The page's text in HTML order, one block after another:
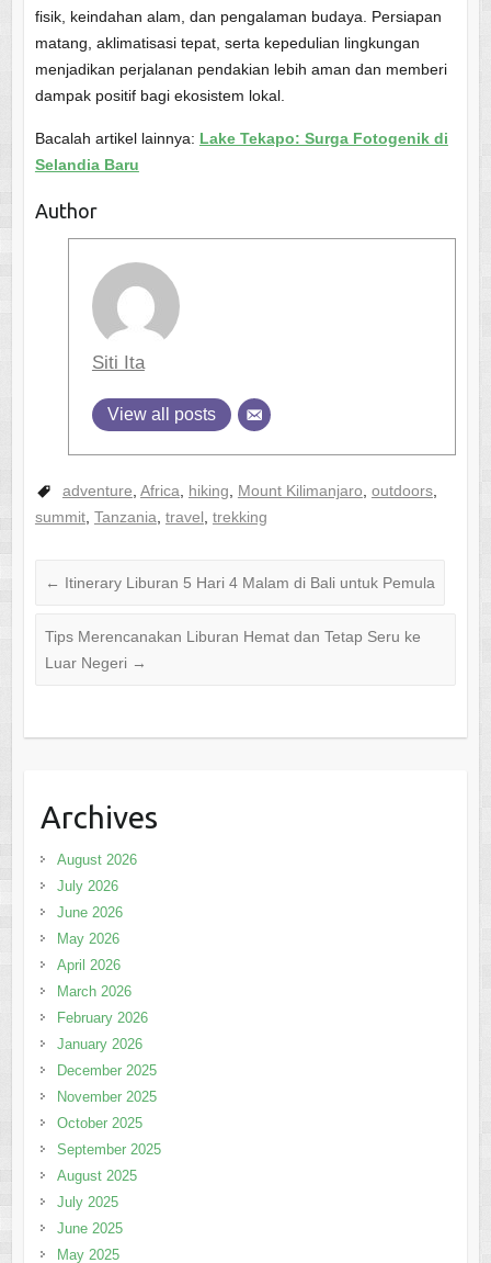
fisik, keindahan alam, dan pengalaman budaya. Persiapan
matang, aklimatisasi tepat, serta kepedulian lingkungan
menjadikan perjalanan pendakian lebih aman dan memberi
dampak positif bagi ekosistem lokal.
Bacalah artikel lainnya: Lake Tekapo: Surga Fotogenik di
Selandia Baru
Author
Siti Ita
View all posts
adventure Africa hiking Mount Kilimanjaro outdoors,
summit, Tanzania travel trekking
← Itinerary Liburan 5 Hari 4 Malam di Bali untuk Pemula
Tips Merencanakan Liburan Hemat dan Tetap Seru ke
Luar Negeri →
Archives
August 2026
July 2026
June 2026
May 2026
April 2026
March 2026
February 2026
January 2026
December 2025
November 2025
October 2025
September 2025
August 2025
July 2025
June 2025
May 2025